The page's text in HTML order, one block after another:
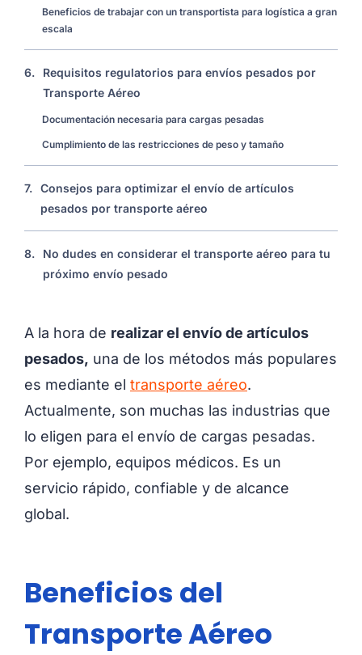
A la hora de realizar el envío de artículos
pesados, una de los métodos más populares
es mediante el transporte aéreo.
Actualmente, son muchas las industrias que
lo eligen para el envío de cargas pesadas.
Por ejemplo, equipos médicos. Es un
servicio rápido, confiable y de alcance
global.
Beneficios del
Transporte Aéreo
Beneficios de trabajar con un transportista para logística a gran
escala
6.
Requisitos regulatorios para envíos pesados ​​por
Transporte Aéreo
Documentación necesaria para cargas pesadas
Cumplimiento de las restricciones de peso y tamaño
7. Consejos para optimizar el envío de artículos
pesados ​​por transporte aéreo
8.
No dudes en considerar el transporte aéreo para tu
próximo envío pesado